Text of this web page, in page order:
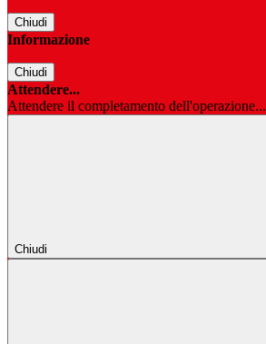
Chiudi
Informazione
Chiudi
Attendere...
Attendere il completamento dell'operazione...
Chiudi